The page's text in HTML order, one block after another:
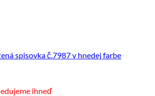
spisovka č.7987 v hnedej farbe
ihneď